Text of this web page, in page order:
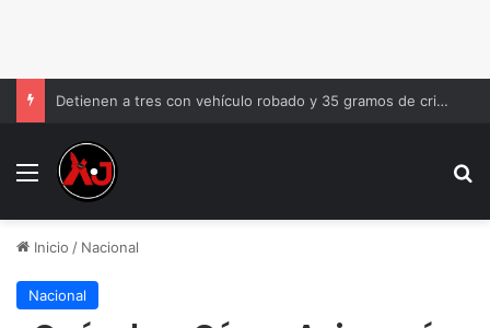
Detienen a tres con vehículo robado y 35 gramos de cristal
Menu
Inicio / Nacional
Nacional